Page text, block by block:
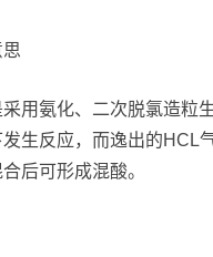
氨化、二次脱氯造粒
生反应，而逸出的HCL
后可形成混酸。